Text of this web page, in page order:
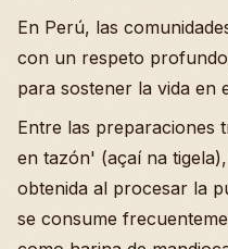
En Perú, las
con un respeto
para sostener la vida en
Entre las preparaciones
en tazón' (açaí na
obtenida al procesar la
se consume